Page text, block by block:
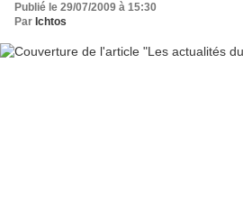
Publié le 29/07/2009 à 15:30
Par Ichtos